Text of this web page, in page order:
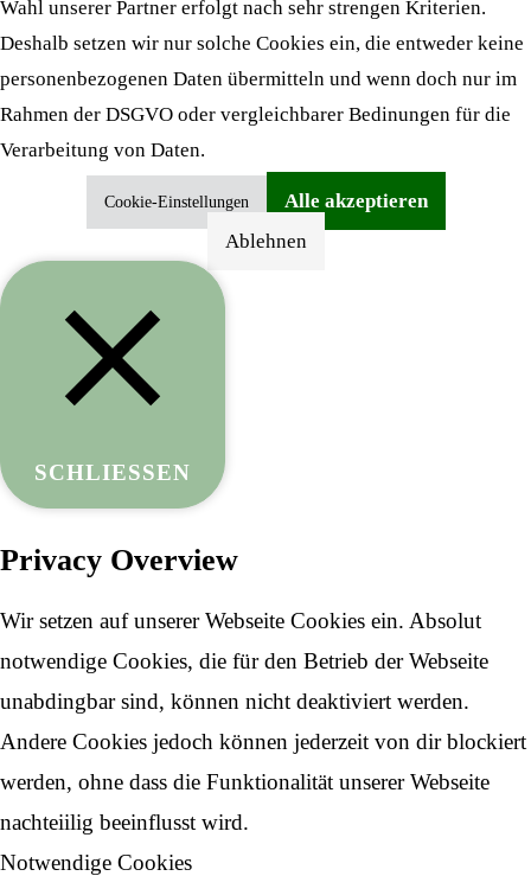
Wahl unserer Partner erfolgt nach sehr strengen Kriterien.
Deshalb setzen wir nur solche Cookies ein, die entweder keine
personenbezogenen Daten übermitteln und wenn doch nur im
Rahmen der DSGVO oder vergleichbarer Bedinungen für die
Verarbeitung von Daten.
Cookie-Einstellungen
Alle akzeptieren
Ablehnen
SCHLIESSEN
Privacy Overview
Wir setzen auf unserer Webseite Cookies ein. Absolut
notwendige Cookies, die für den Betrieb der Webseite
unabdingbar sind, können nicht deaktiviert werden.
Andere Cookies jedoch können jederzeit von dir blockiert
werden, ohne dass die Funktionalität unserer Webseite
nachteiilig beeinflusst wird.
Notwendige Cookies